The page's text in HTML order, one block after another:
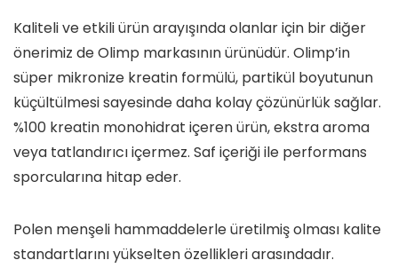
Kaliteli ve etkili ürün arayışında olanlar için bir diğer
önerimiz de Olimp markasının ürünüdür. Olimp’in
süper mikronize kreatin formülü, partikül boyutunun
küçültülmesi sayesinde daha kolay çözünürlük sağlar.
%100 kreatin monohidrat içeren ürün, ekstra aroma
veya tatlandırıcı içermez. Saf içeriği ile performans
sporcularına hitap eder.
Polen menşeli hammaddelerle üretilmiş olması kalite
standartlarını yükselten özellikleri arasındadır.